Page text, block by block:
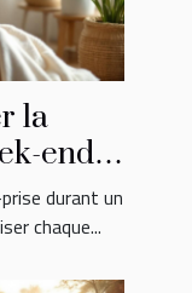
la
end
durant un
chaque...